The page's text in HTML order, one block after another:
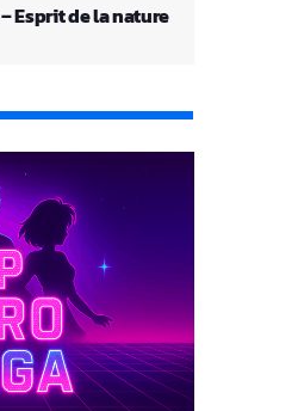
Esprit de la nature